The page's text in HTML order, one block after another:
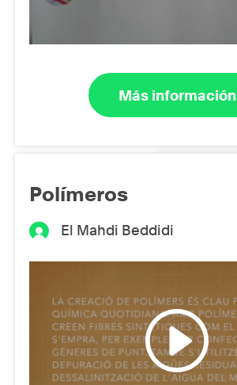
Más información
Polímeros
El Mahdi Beddidi